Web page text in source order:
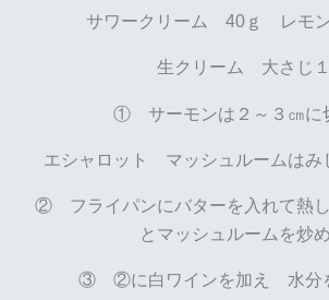
サワークリーム 40ｇ レモ
生クリーム 大さじ１
① サーモンは２～３㎝
エシャロット マッシュルームはみ
② フライパンにバターを入れて熱
とマッシュルームを炒
③ ②に白ワインを加え 水分